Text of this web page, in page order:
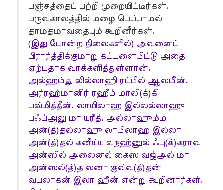
பஞ்சத்தைப் பற்றி முறையிட்டீர்கள்.
பருவகாலத்தில் மழை பெய்யாமல்
தாமதமாவதையும் கூறினீர்கள்.
(இது போன்ற நிலைகளில்) அவனைப்
பிரார்த்திக்குமாறு கட்டளையிட்டு அதை
ஏற்பதாக வாக்களித்துள்ளான்.
அல்ஹம்து லில்லாஹி ரப்பில் ஆலமீன்.
அர்ரஹ்மானிர் ரஹீம் மாலி(க்)கி
யவ்மித்தீன். லாயிலாஹ இல்லல்லாஹு
யஃப்அலு மா யுரீத். அல்லாஹும்ம
அன்(த்)தல்லாஹு லாயிலாஹ இல்லா
அன்(த்)தல் கனீய்யு வநஹ்னுல் ஃபு(க்)கராவு
அன்ஸில் அலைனல் கைஸ வஜ்அல் மா
அன்ஸல்(த்)த லனா குவ்வ(த்)தன்
வபலாகன் இலா ஹீன் என்று கூறினார்கள்.